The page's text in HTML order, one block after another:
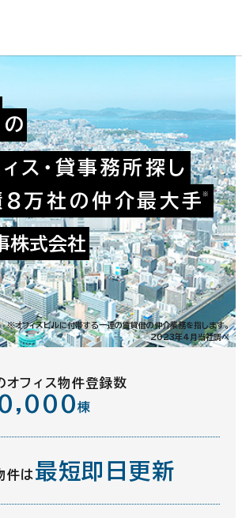
の
ス・貸事務所探し
8万社の仲介最大手
株式会社
※オフィスビルに付帯する一連の賃貸借の仲介業務を指します。
2023年4月当社調べ
オフィス物件登録数
棟
件は 最短即日更新